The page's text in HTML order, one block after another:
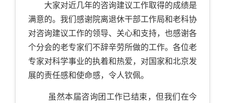
大家对近几年的咨询建议工作取得的成绩是
满意的。我们感谢院离退休干部工作局和老科协
对咨询建议工作的领导、关心和支持，也感谢各
个分会的老专家们不辞辛劳所做的工作。各位老
专家对科学事业的执着和热爱，对国家和北京发
展的责任感和使命感，令人钦佩。
虽然本届咨询团工作已结束，但我们在今